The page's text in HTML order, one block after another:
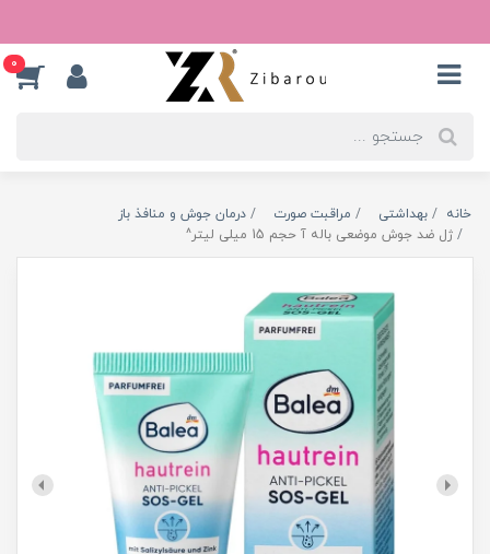
0
خانه بهداشتی مراقبت صورت
درمان جوش و منافذ باز
ژل ضد جوش موضعی باله آ حجم 15 میلی لیتر^